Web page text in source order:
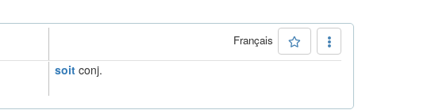
Français
soit conj.